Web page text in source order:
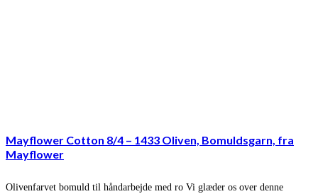
Mayflower Cotton 8/4 – 1433 Oliven, Bomuldsgarn, fra
Mayflower
Olivenfarvet bomuld til håndarbejde med ro Vi glæder os over denne